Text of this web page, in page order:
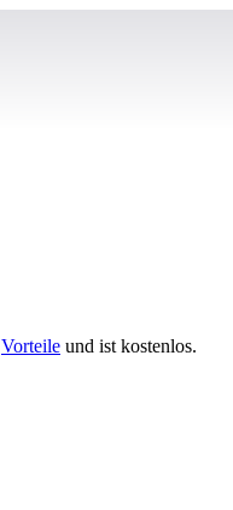
Vorteile und ist kostenlos.